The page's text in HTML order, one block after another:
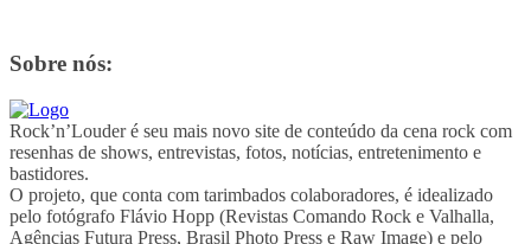
Sobre nós:
Rock’n’Louder é seu mais novo site de conteúdo da cena rock com
resenhas de shows, entrevistas, fotos, notícias, entretenimento e
bastidores.
O projeto, que conta com tarimbados colaboradores, é idealizado
pelo fotógrafo Flávio Hopp (Revistas Comando Rock e Valhalla,
Agências Futura Press, Brasil Photo Press e Raw Image) e pelo